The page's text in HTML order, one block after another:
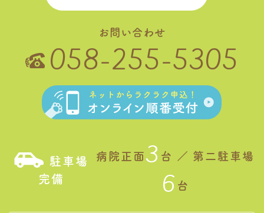
お問い合わせ
058-255-5305
駐車場
完備
病院正面 3 台 ／ 第二駐車場
6 台